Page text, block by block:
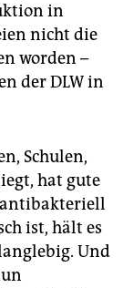
in
nicht die
worden –
der DLW in
Schulen,
hat gute
antibakteriell
ist, hält es
Und